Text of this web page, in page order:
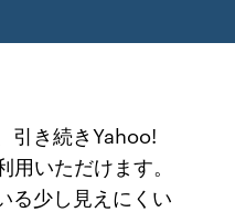
引き続きYahoo!
いただけます。
る少し見えにくい